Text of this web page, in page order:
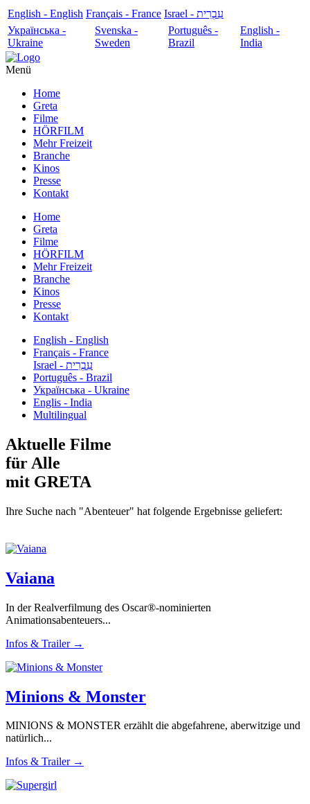
English - English Français - France
עִבְרִית - Israel
Українська -
Ukraine
Svenska -
Sweden
Português -
Brazil
English -
India
Menü
Home
Greta
Filme
HÖRFILM
Mehr Freizeit
Branche
Kinos
Presse
Kontakt
Home
Greta
Filme
HÖRFILM
Mehr Freizeit
Branche
Kinos
Presse
Kontakt
English - English
Français - France
עִבְרִית - Israel
Português - Brazil
Українська - Ukraine
Englis - India
Multilingual
Aktuelle Filme
für Alle
mit GRETA
Ihre Suche nach "Abenteuer" hat folgende Ergebnisse geliefert:
Vaiana
In der Realverfilmung des Oscar®-nominierten
Animationsabenteuers...
Infos & Trailer →
Minions & Monster
MINIONS & MONSTER erzählt die abgefahrene, aberwitzige und
natürlich...
Infos & Trailer →